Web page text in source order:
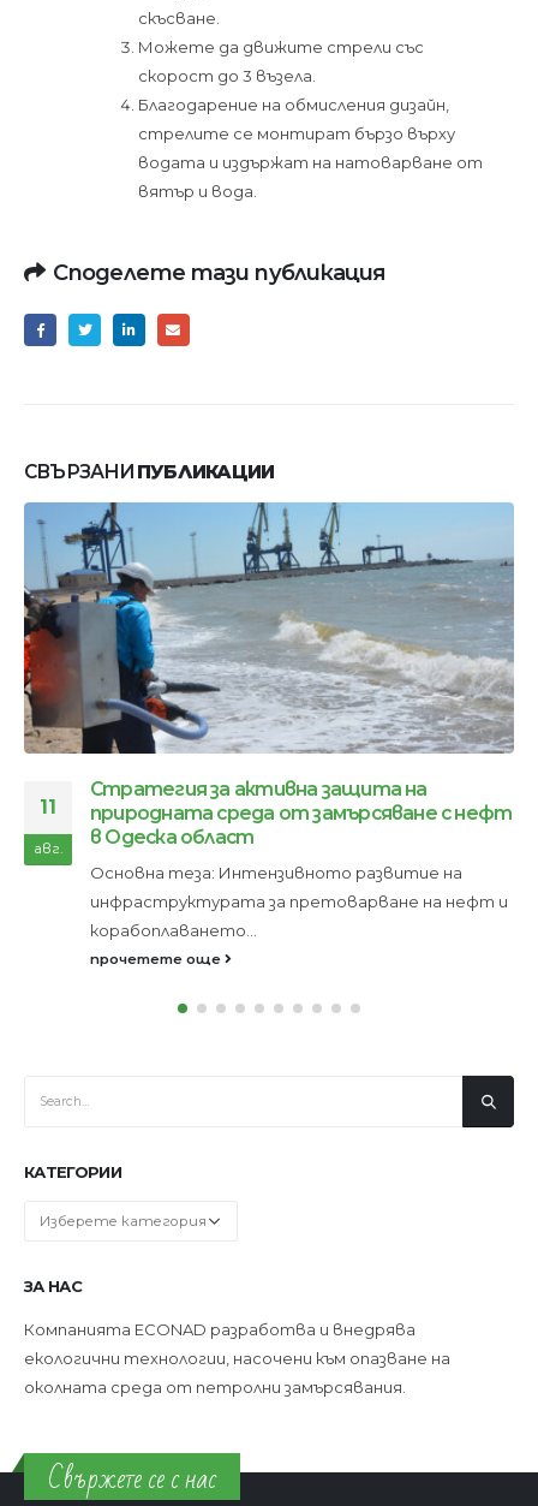
скъсване.
Можете да движите стрели със
скорост до 3 възела.
Благодарение на обмисления дизайн,
стрелите се монтират бързо върху
водата и издържат на натоварване от
вятър и вода.
Споделете тази публикация
СВЪРЗАНИ ПУБЛИКАЦИИ
11
авг.
Стратегия за активна защита на
природната среда от замърсяване с нефт
в Одеска област
Основна теза: Интензивното развитие на
инфраструктурата за претоварване на нефт и
корабоплаването...
прочетете още
КАТЕГОРИИ
Категории
ЗА НАС
Компанията ECONAD разработва и внедрява
екологични технологии, насочени към опазване на
околната среда от петролни замърсявания.
Свържете се с нас